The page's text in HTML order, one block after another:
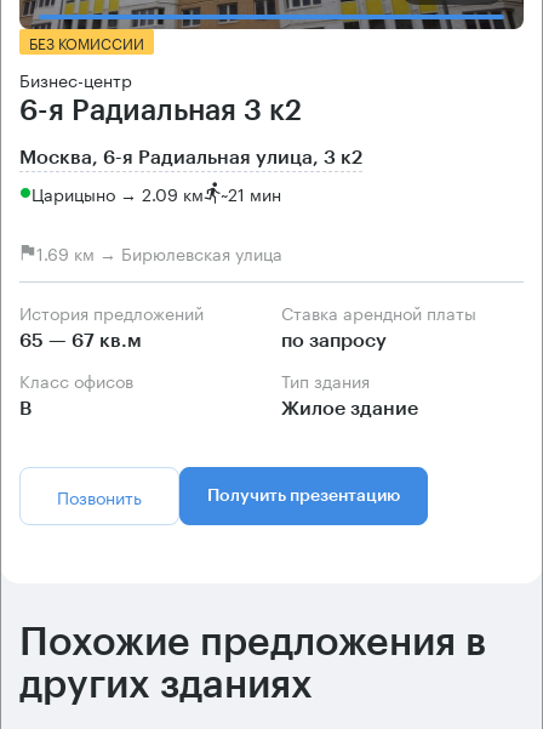
БЕЗ КОМИССИИ
Бизнес-центр
6-я Радиальная 3 к2
Москва, 6-я Радиальная улица, 3 к2
Царицыно → 2.09 км ~21 мин
1.69 км → Бирюлевская улица
История предложений
65 — 67 кв.м
Ставка арендной платы
по запросу
Класс офисов
B
Тип здания
Жилое здание
Позвонить Получить презентацию
Похожие предложения в
других зданиях